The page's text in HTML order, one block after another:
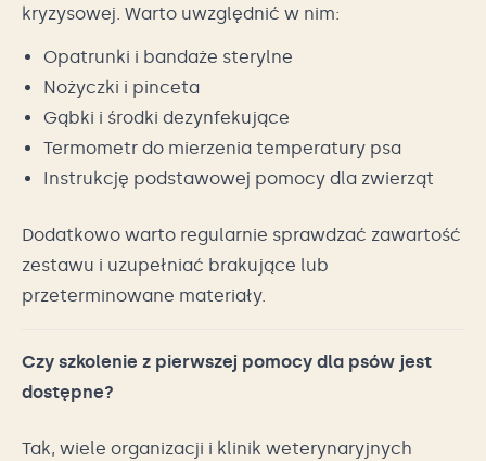
kryzysowej. Warto uwzględnić w nim:
Opatrunki i bandaże sterylne
Nożyczki i pinceta
Gąbki i środki dezynfekujące
Termometr do mierzenia temperatury psa
Instrukcję podstawowej pomocy dla zwierząt
Dodatkowo warto regularnie sprawdzać zawartość
zestawu i uzupełniać brakujące lub
przeterminowane materiały.
Czy szkolenie z pierwszej pomocy dla psów jest
dostępne?
Tak, wiele organizacji i klinik weterynaryjnych